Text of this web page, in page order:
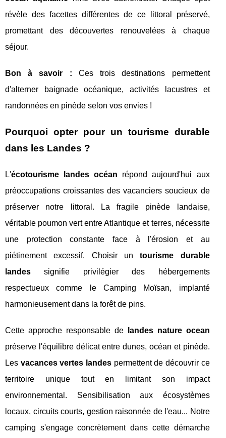
révèle des facettes différentes de ce littoral préservé,
promettant des découvertes renouvelées à chaque
séjour.
Bon à savoir : Ces trois destinations permettent
d'alterner baignade océanique, activités lacustres et
randonnées en pinède selon vos envies !
Pourquoi opter pour un tourisme durable
dans les Landes ?
L'écotourisme landes océan répond aujourd'hui aux
préoccupations croissantes des vacanciers soucieux de
préserver notre littoral. La fragile pinède landaise,
véritable poumon vert entre Atlantique et terres, nécessite
une protection constante face à l'érosion et au
piétinement excessif. Choisir untourisme durable
landes signifie privilégier des hébergements
respectueux comme le Camping Moïsan, implanté
harmonieusement dans la forêt de pins.
Cette approche responsable de
landes nature ocean
préserve l'équilibre délicat entre dunes, océan et pinède.
Les vacances vertes landespermettent de découvrir ce
territoire unique tout en limitant son impact
environnemental. Sensibilisation aux écosystèmes
locaux, circuits courts, gestion raisonnée de l'eau... Notre
camping s'engage concrètement dans cette démarche